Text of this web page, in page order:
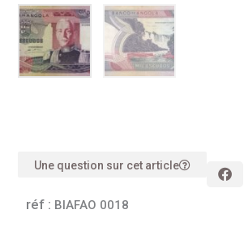
Une question sur cet article
réf : BIAFAO 0018